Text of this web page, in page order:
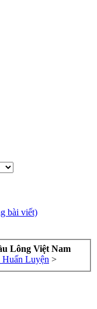
bài viết)
Lông Việt Nam
Huấn Luyện >